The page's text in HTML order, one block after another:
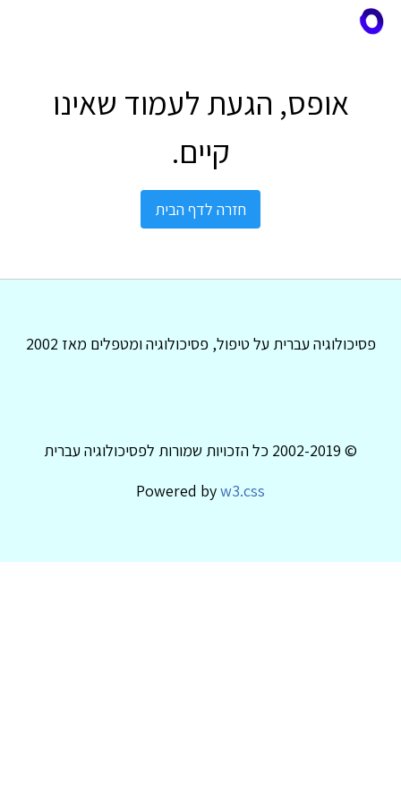
אופס, הגעת לעמוד שאינו
קיים.
חזרה לדף הבית
פסיכולוגיה עברית על טיפול, פסיכולוגיה ומטפלים מאז 2002
© 2002-2019 כל הזכויות שמורות לפסיכולוגיה עברית
Powered byw3.css